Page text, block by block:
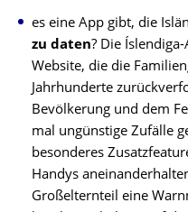
es eine App gibt, die
zu daten? Die
Website, die die
Jahrhunderte
Bevölkerung und dem
mal ungünstige Zufälle
besonderes
Handys
Großelternteil eine